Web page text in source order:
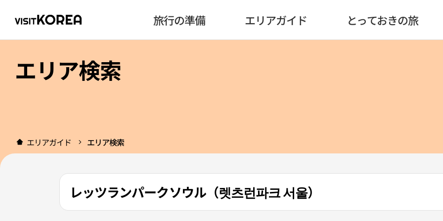
旅行の準備 エリアガイド とっておきの旅
エリア検索
エリアガイド エリア検索
レッツランパークソウル（렛츠런파크 서울）